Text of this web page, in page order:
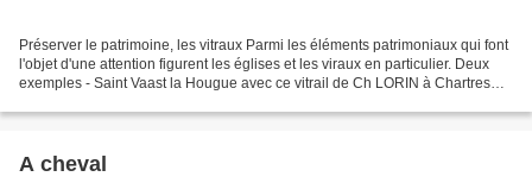
Préserver le patrimoine, les vitraux Parmi les éléments patrimoniaux qui font
l'objet d'une attention figurent les églises et les viraux en particulier. Deux
exemples - Saint Vaast la Hougue avec ce vitrail de Ch LORIN à Chartres
A cheval